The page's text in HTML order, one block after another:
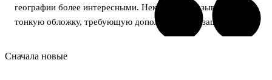
географии более интересными. Некоторые указывают на
тонкую обложку, требующую дополнительной защиты.
Сначала новые